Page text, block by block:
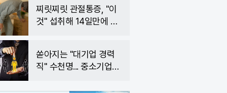
찌릿찌릿 관절통증, "이
것" 섭취해 14일만에 완
쏟아지는 "대기업 경력
직" 수천명... 중소기업은